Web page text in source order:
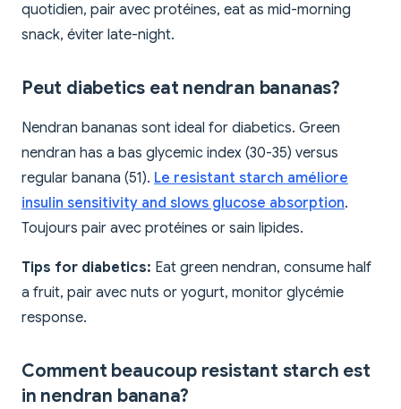
quotidien, pair avec protéines, eat as mid-morning
snack, éviter late-night.
Peut diabetics eat nendran bananas?
Nendran bananas sont ideal for diabetics. Green
nendran has a bas glycemic index (30-35) versus
regular banana (51). Le resistant starch améliore
insulin sensitivity and slows glucose absorption.
Toujours pair avec protéines or sain lipides.
Tips for diabetics: Eat green nendran, consume half
a fruit, pair avec nuts or yogurt, monitor glycémie
response.
Comment beaucoup resistant starch est
in nendran banana?